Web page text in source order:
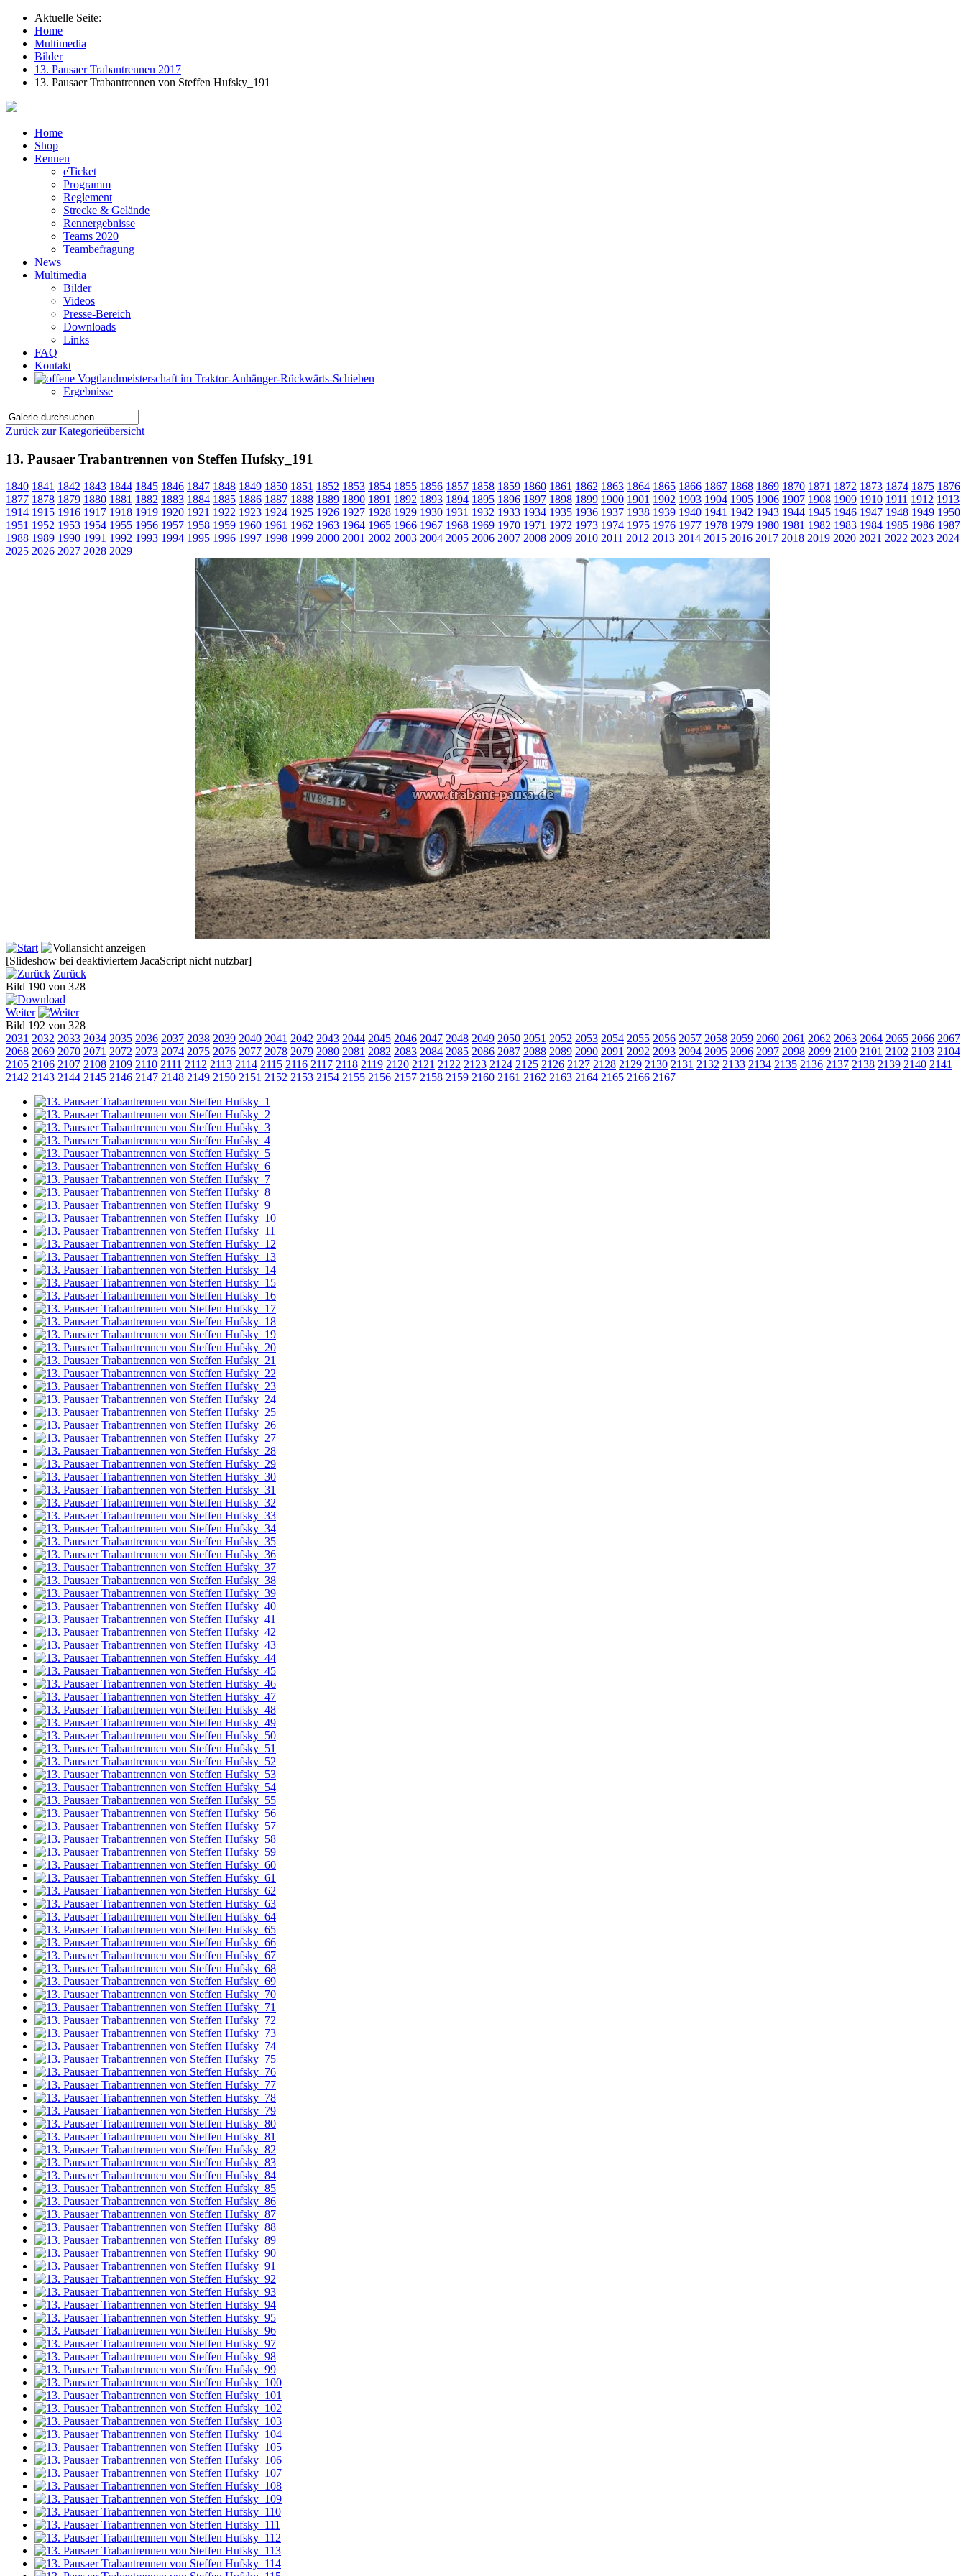
Aktuelle Seite:
Home
Multimedia
Bilder
13. Pausaer Trabantrennen 2017
13. Pausaer Trabantrennen von Steffen Hufsky_191
Home
Shop
Rennen
eTicket
Programm
Reglement
Strecke & Gelände
Rennergebnisse
Teams 2020
Teambefragung
News
Multimedia
Bilder
Videos
Presse-Bereich
Downloads
Links
FAQ
Kontakt
Ergebnisse
Zurück zur Kategorieübersicht
13. Pausaer Trabantrennen von Steffen Hufsky_191
1840 1841 1842 1843 1844 1845 1846 1847 1848 1849 1850 1851 1852 1853 1854 1855 1856 1857 1858 1859 1860 1861 1862 1863 1864 1865 1866 1867 1868 1869 1870 1871 1872 1873 1874 1875 1876
1877 1878 1879 1880 1881 1882 1883 1884 1885 1886 1887 1888 1889 1890 1891 1892 1893 1894 1895 1896 1897 1898 1899 1900 1901 1902 1903 1904 1905 1906 1907 1908 1909 1910 1911 1912 1913
1914 1915 1916 1917 1918 1919 1920 1921 1922 1923 1924 1925 1926 1927 1928 1929 1930 1931 1932 1933 1934 1935 1936 1937 1938 1939 1940 1941 1942 1943 1944 1945 1946 1947 1948 1949 1950
1951 1952 1953 1954 1955 1956 1957 1958 1959 1960 1961 1962 1963 1964 1965 1966 1967 1968 1969 1970 1971 1972 1973 1974 1975 1976 1977 1978 1979 1980 1981 1982 1983 1984 1985 1986 1987
1988 1989 1990 1991 1992 1993 1994 1995 1996 1997 1998 1999 2000 2001 2002 2003 2004 2005 2006 2007 2008 2009 2010 2011 2012 2013 2014 2015 2016 2017 2018 2019 2020 2021 2022 2023 2024
2025 2026 2027 2028 2029
[Slideshow bei deaktiviertem JacaScript nicht nutzbar]
Zurück
Bild 190 von 328
Weiter
Bild 192 von 328
2031 2032 2033 2034 2035 2036 2037 2038 2039 2040 2041 2042 2043 2044 2045 2046 2047 2048 2049 2050 2051 2052 2053 2054 2055 2056 2057 2058 2059 2060 2061 2062 2063 2064 2065 2066 2067
2068 2069 2070 2071 2072 2073 2074 2075 2076 2077 2078 2079 2080 2081 2082 2083 2084 2085 2086 2087 2088 2089 2090 2091 2092 2093 2094 2095 2096 2097 2098 2099 2100 2101 2102 2103 2104
2105 2106 2107 2108 2109 2110 2111 2112 2113 2114 2115 2116 2117 2118 2119 2120 2121 2122 2123 2124 2125 2126 2127 2128 2129 2130 2131 2132 2133 2134 2135 2136 2137 2138 2139 2140 2141
2142 2143 2144 2145 2146 2147 2148 2149 2150 2151 2152 2153 2154 2155 2156 2157 2158 2159 2160 2161 2162 2163 2164 2165 2166 2167